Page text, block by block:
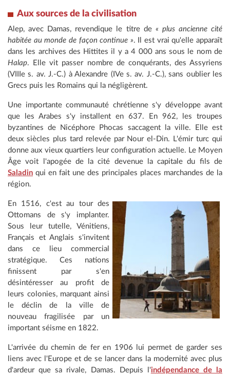
Aux sources de la civilisation
Alep, avec Damas, revendique le titre de « plus ancienne cité
habitée au monde de façon continue ». Il est vrai qu'elle apparaît
dans les archives des Hittites il y a 4 000 ans sous le nom de
Halap. Elle vit passer nombre de conquérants, des Assyriens
(VIIIe s. av. J.-C.) à Alexandre (IVe s. av. J.-C.), sans oublier les
Grecs puis les Romains qui la négligèrent.
Une importante communauté chrétienne s'y développe avant
que les Arabes s'y installent en 637. En 962, les troupes
byzantines de Nicéphore Phocas saccagent la ville. Elle est
deux siècles plus tard relevée par Nour el-Din. L'émir turc qui
donne aux vieux quartiers leur configuration actuelle. Le Moyen
Âge voit l'apogée de la cité devenue la capitale du fils de
Saladin qui en fait une des principales places marchandes de la
région.
En 1516, c'est au tour des
Ottomans de s'y implanter.
Sous leur tutelle, Vénitiens,
Français et Anglais s'invitent
dans ce lieu commercial
stratégique. Ces nations
finissent par s'en
désintéresser au profit de
leurs colonies, marquant ainsi
le déclin de la ville de
nouveau fragilisée par un
important séisme en 1822.
L'arrivée du chemin de fer en 1906 lui permet de garder ses
liens avec l'Europe et de se lancer dans la modernité avec plus
d'ardeur que sa rivale, Damas. Depuis l'indépendance de la